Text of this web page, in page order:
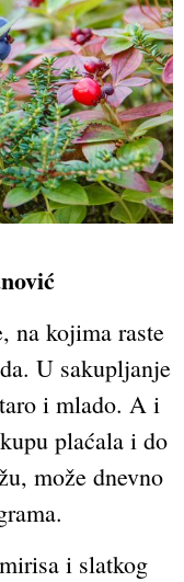
na kojima raste
U sakupljanje
i mlado. A i
plaćala i do
može dnevno
i slatkog